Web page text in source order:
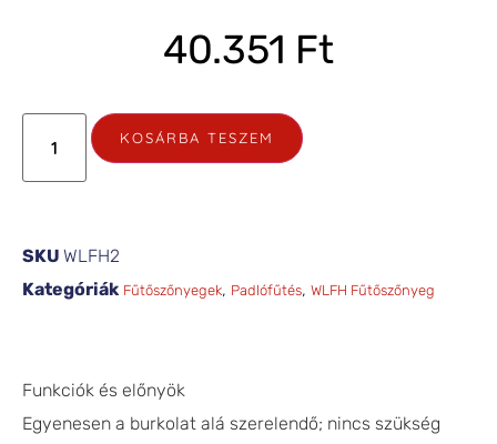
40.351 Ft
KOSÁRBA TESZEM
SKU WLFH2
Kategóriák Fűtőszőnyegek, Padlófűtés, WLFH Fűtőszőnyeg
Funkciók és előnyök
Egyenesen a burkolat alá szerelendő; nincs szükség